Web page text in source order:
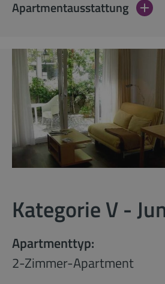
Apartmentausstattung
Kategorie V -
Apartmenttyp:
2-Zimmer-Apartment